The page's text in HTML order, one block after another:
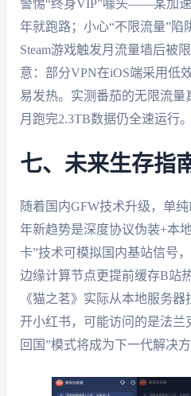
警惕“终身VIP”噱头——某加
年就跑路；小心“不限流量”陷
Steam游戏触发月流量墙后被
意：部分VPN在iOS端采用低
易发热。实测番茄的无限流
月跑完2.3TB数据仍全速运行。
七、未来生存指
随着国内GFW技术升级，单
年新趋势是深度协议伪装+本
卡”技术可模拟国内基站信号
边缘计算节点更提前缓存B站
《猫之茗》实际从本地服务
开小红书，可能访问的是法兰
回国”模式将成为下一代解决方